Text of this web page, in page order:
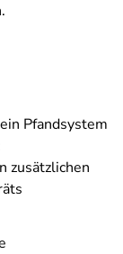
Pfandsystem
zusätzlichen